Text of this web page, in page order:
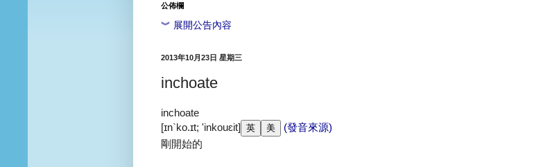
公佈欄
︾ 展開公告內容
2013年10月23日 星期三
inchoate
inchoate
[ɪn`ko.ɪt; 'inkouɛit]
(發音來源)
剛開始的